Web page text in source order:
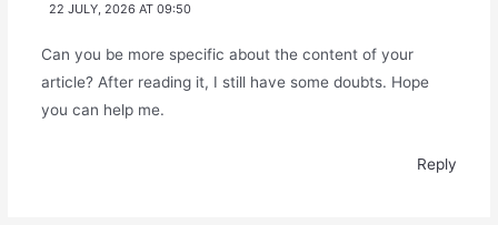
22 JULY, 2026 AT 09:50
Can you be more specific about the content of your
article? After reading it, I still have some doubts. Hope
you can help me.
Reply